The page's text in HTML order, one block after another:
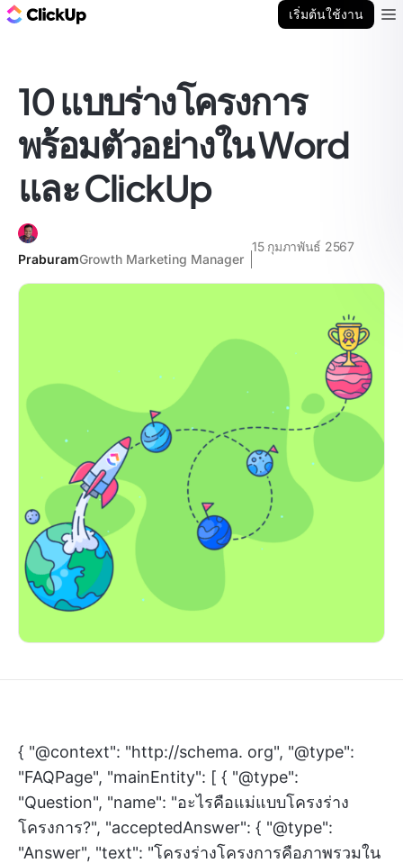
เริ่มต้นใช้งาน
10 แบบร่างโครงการ
พร้อมตัวอย่างใน Word
และ ClickUp
PraburamGrowth Marketing Manager
15 กุมภาพันธ์ 2567
{ "@context": "http://schema. org", "@type":
"FAQPage", "mainEntity": [ { "@type":
"Question", "name": "อะไรคือแม่แบบโครงร่าง
โครงการ?", "acceptedAnswer": { "@type":
"Answer", "text": "โครงร่างโครงการคือภาพรวมใน